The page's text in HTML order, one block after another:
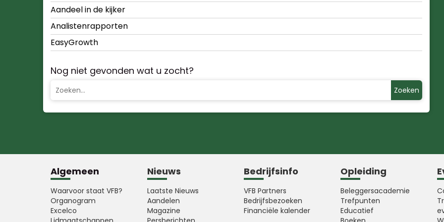
Aandeel in de kijker
Analistenrapporten
EasyGrowth
Nog niet gevonden wat u zocht?
Zoeken
Algemeen
Waarvoor staat VFB?
Organogram
Excelco
Nieuws
Laatste Nieuws
Aandelen
Magazine
Bedrijfsinfo
VFB Partners
Bedrijfsbezoeken
Financiële kalender
Opleiding
Beleggersacademie
Trefpunten
Educatief